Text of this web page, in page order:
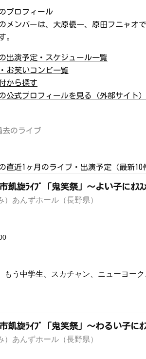
プロフィール
メンバーは、大原優一、原田フニャオ
。
出演予定・スケジュール一覧
お笑いコンビ一覧
から探す
公式プロフィールを見る（外部サイト）
去のライブ
直近1ヶ月のライブ・出演予定（最新10
凱旋ﾗｲﾌﾞ「鬼笑祭」～よい子にｵｽ
）あんずホール（長野県）
もう中学生、スカチャン、ニューヨーク
凱旋ﾗｲﾌﾞ「鬼笑祭」～わるい子に
）あんずホール（長野県）